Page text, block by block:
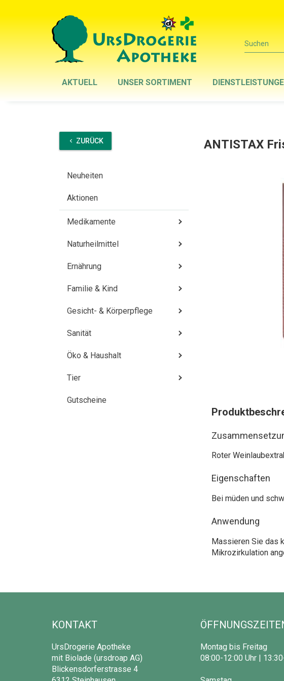
Suchen
AKTUELL UNSER SORTIMENT
chevron_left ZURÜCK
Neuheiten
Aktionen
Medikamente
Naturheilmittel
Ernährung
Familie & Kind
Gesicht- & Körperpflege
Sanität
Öko & Haushalt
Tier
Gutscheine
ANTISTAX
Roter
Eigenschaften
Bei müden und
Anwendung
Massieren Sie das
Mikrozirkulation
KONTAKT
UrsDrogerie Apotheke
mit Biolade (ursdroap AG)
Blickensdorferstrasse 4
Montag bis Freitag
08:00-12:00 Uhr |